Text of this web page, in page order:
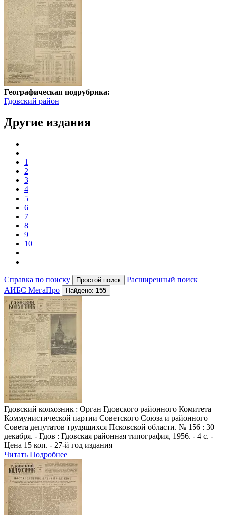
Географическая подрубрика:
Гдовский район
Другие издания
1
2
3
4
5
6
7
8
9
10
Справка по поиску
Расширенный поиск
АИБС МегаПро
Найдено: 155
Гдовский колхозник : Орган Гдовского районного Комитета
Коммунистической партии Советского Союза и районного
Совета депутатов трудящихся Псковской области. № 156 : 30
декабря. - Гдов : Гдовская районная типография, 1956. - 4 с. -
Цена 15 коп. - 27-й год издания
Читать Подробнее